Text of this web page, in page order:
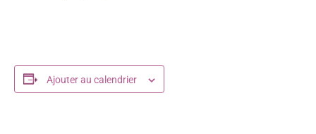
Ajouter au calendrier